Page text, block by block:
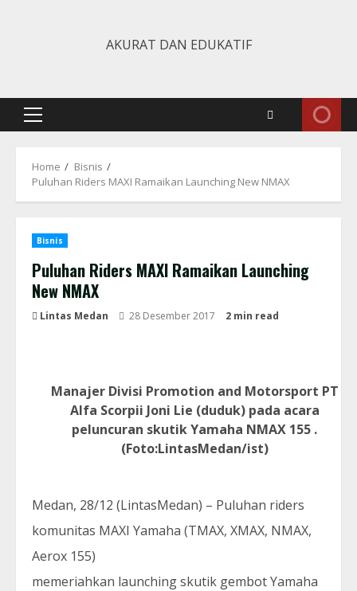
AKURAT DAN EDUKATIF
Primary
Home
Bisnis
Puluhan Riders MAXI Ramaikan Launching New NMAX
Bisnis
Puluhan Riders MAXI Ramaikan Launching
New NMAX
Lintas Medan 28 Desember 2017 2 min read
Manajer Divisi Promotion and Motorsport PT
Alfa Scorpii Joni Lie (duduk) pada acara
peluncuran skutik Yamaha NMAX 155 .
(Foto:LintasMedan/ist)
Medan, 28/12 (LintasMedan) – Puluhan riders
komunitas MAXI Yamaha (TMAX, XMAX, NMAX,
Aerox 155)
memeriahkan launching skutik gembot Yamaha